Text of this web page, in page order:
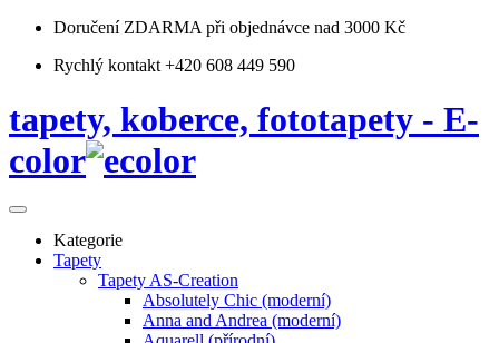
Doručení ZDARMA při objednávce nad 3000 Kč
Rychlý kontakt +420 608 449 590
tapety, koberce, fototapety - E-
color
Kategorie
Tapety
Tapety AS-Creation
Absolutely Chic (moderní)
Anna and Andrea (moderní)